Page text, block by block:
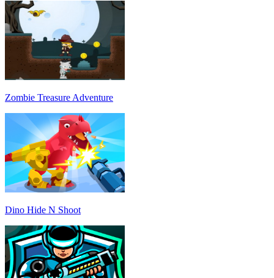
Zombie Treasure Adventure
Dino Hide N Shoot